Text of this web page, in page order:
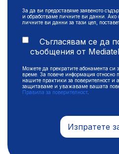
За да ви предоставяме заявеното
и обработваме личните ви данни. Ако
личните ви данни за тази цел,
Съгласявам се да
съобщения от
Можете да прекратите абонамента си
време. За повече информация относно
нашите практики за поверителност и
защитаваме и уважаваме вашата
Правила за поверителност.